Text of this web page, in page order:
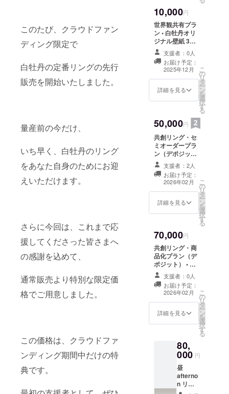
このたび、クラウドファン
ディング限定で
白牡丹の定番リングの先行
販売を開始いたしました。
量産前の今だけ、
いち早く、白牡丹のリング
をあなた自身のためにお迎
えいただけます。
さらに今回は、これまで応
援してくださった皆さまへ
の感謝を込めて、
通常販売より特別な限定価
格でご用意しました。
この価格は、クラウドファ
ンディング期間中だけの特
典です。
10,000円
世界観共有プラ
ン • 白牡丹オリ
ジナル壁紙 3枚 •
手書きメッセー
ジカード • 秘蔵
ビジュアルノー
ト（PDF：約10
ページ） ブラン
ドの裏側や制作
す。
支援者：0人
お届け予定：
2025年12月
詳細を見る
こ
の
リ
タ
ー
ン
を
選
択
す
る
50,000円
共創リング・セ
ミオーダープラ
ン（デポジッ
ト） • あなたの
物語を込めたセ
ミオーダーエタ
ニティリングを
制作（1点もの）
※本プランは「あ
額はデザイン確
定後にご案内し
ます（例：K18×
誕生石ハーフエ
タニティ＝約10
万〜20万円、 ご
支援いただいた
デポジットは、
必ず最終価格か
ら差し引かれま
す。 ※ご支援頂
いた金額に原材
ますことをご了
承ください ※ 氏
名、メールアド
レス、電話番号
をご記入頂きま
ングシート＋15
支援者：2人
お届け予定：
2026年02月
詳細を見る
こ
の
リ
タ
ー
ン
を
選
択
す
る
70,000円
共創リング・商
品化プラン（デ
ポジット） • あ
なたの物語を込
めたセミオー
ダーリングを制
のリングが「正
式商品」として
もとに生まれた
リングが、他の
ランド商品」と
なります。 残額
はデザイン確定
支援者：0人
お届け予定：
2026年02月
詳細を見る
こ
の
リ
タ
ー
ン
を
選
択
す
る
80,
000 円
昼
afterno
n リン
グ先行